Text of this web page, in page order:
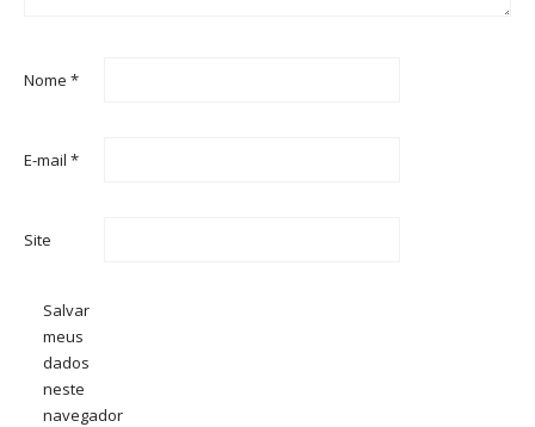
Nome *
E-mail *
Site
Salvar
meus
dados
neste
navegador